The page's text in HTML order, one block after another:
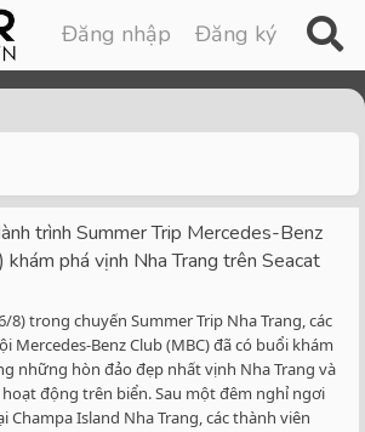
Đăng nhập Đăng ký
trình Summer Trip Mercedes-Benz
khám phá vịnh Nha Trang trên Seacat
8) trong chuyến Summer Trip Nha Trang, các
Mercedes-Benz Club (MBC) đã có buổi khám
những hòn đảo đẹp nhất vịnh Nha Trang và
động trên biển. Sau một đêm nghỉ ngơi
Champa Island Nha Trang, các thành viên